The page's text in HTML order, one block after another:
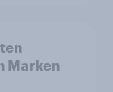
Marken